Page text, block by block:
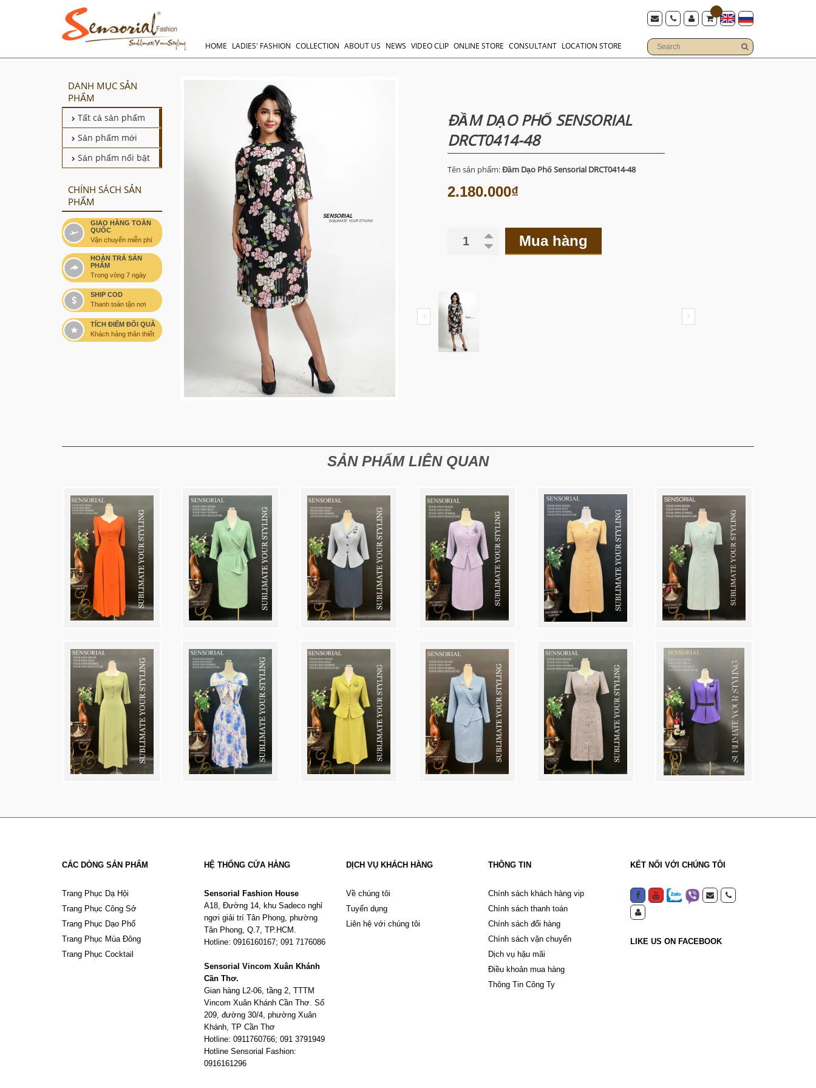
HOME LADIES' FASHION COLLECTION ABOUT US NEWS VIDEO CLIP ONLINE STORE CONSULTANT LOCATION STORE
DANH MỤC SẢN
PHẨM
Tất cả sản phẩm
Sản phẩm mới
Sản phẩm nổi bật
CHÍNH SÁCH SẢN
PHẨM
GIAO HÀNG TOÀN
QUỐC
Vận chuyển miễn phí
HOÀN TRẢ SẢN
PHẨM
Trong vòng 7 ngày
SHIP COD
Thanh toán tận nơi
TÍCH ĐIỂM ĐỔI QUÀ
Khách hàng thân thiết
ĐẦM DẠO PHỐ SENSORIAL
DRCT0414-48
Tên sản phẩm:Đầm Dạo Phố Sensorial DRCT0414-48
2.180.000₫
Mua hàng
SẢN PHẨM LIÊN QUAN
CÁC DÒNG SẢN PHẨM
Trang Phục Dạ Hội
Trang Phục Công Sở
Trang Phục Dạo Phố
Trang Phục Mùa Đông
Trang Phục Cocktail
HỆ THỐNG CỬA HÀNG
Sensorial Fashion House
A18, Đường 14, khu Sadeco nghỉ
ngơi giải trí Tân Phong, phường
Tân Phong, Q.7, TP.HCM.
Hotline: 0916160167; 091 7176086
Sensorial Vincom Xuân Khánh
Cần Thơ.
Gian hàng L2-06, tầng 2, TTTM
Vincom Xuân Khánh Cần Thơ. Số
209, đường 30/4, phường Xuân
Khánh, TP Cần Thơ
Hotline: 0911760766; 091 3791949
Hotline Sensorial Fashion:
0916161296
DỊCH VỤ KHÁCH HÀNG
Về chúng tôi
Tuyển dụng
Liên hệ với chúng tôi
THÔNG TIN
Chính sách khách hàng vip
Chính sách thanh toán
Chính sách đổi hàng
Chính sách vận chuyển
Dịch vụ hậu mãi
Điều khoản mua hàng
Thông Tin Công Ty
KẾT NỐI VỚI CHÚNG TÔI
LIKE US ON FACEBOOK